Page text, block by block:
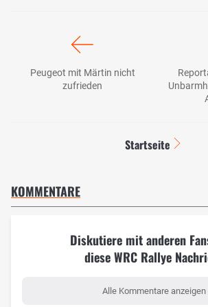
Peugeot mit Märtin nicht
zufrieden
Startseite
KOMMENTARE
Diskutiere mit anderen
diese WRC Rallye
Alle Kommentare anzeigen